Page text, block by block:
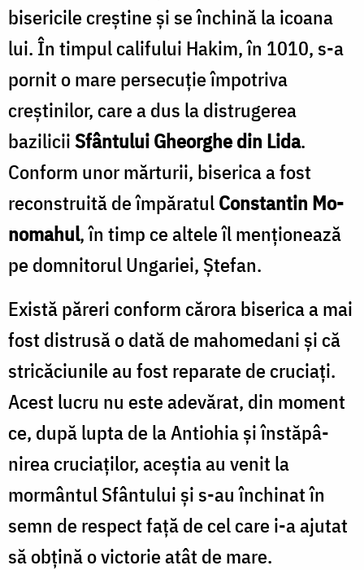
bisericile creştine şi se închină la icoana
lui. În timpul califului Hakim, în 1010, s-a
pornit o mare persecuţie împotriva
creştinilor, care a dus la distrugerea
baziliciiSfântului Gheorghe din Lida.
Conform unor mărturii, biserica a fost
reconstruită de împăratulConstantin Mo­
nomahul, în timp ce altele îl menţionează
pe domnitorul Ungariei, Ştefan.
Există păreri conform cărora biserica a mai
fost distrusă o dată de mahomedani şi că
stricăciunile au fost repa­rate de cruciaţi.
Acest lucru nu este adevărat, din moment
ce, după lupta de la Antiohia şi înstăpâ­
nirea cruciaţilor, aceştia au venit la
mormântul Sfântului şi s-au închinat în
semn de respect faţă de cel care i-a ajutat
să obţină o victorie atât de mare.